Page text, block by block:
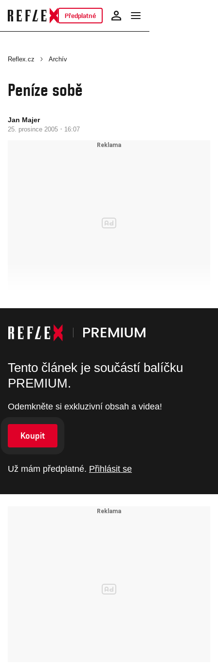
Předplatné
Reflex.cz Archív
Peníze sobě
Jan Majer
25. prosince 2005 · 16:07
Tento článek je součástí balíčku
PREMIUM.
Odemkněte si exkluzivní obsah a videa!
Koupit
Už mám předplatné. Přihlásit se